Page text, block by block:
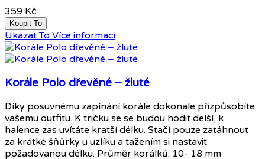
359 Kč
Koupit To
Ukázat To Více informací
Korále Polo dřevěné – žluté
Díky posuvnému zapínání korále dokonale přizpůsobíte
vašemu outfitu. K tričku se se budou hodit delší, k
halence zas uvítáte kratší délku. Stačí pouze zatáhnout
za krátké šňůrky u uzlíku a tažením si nastavit
požadovanou délku. Průměr korálků: 10- 18 mm